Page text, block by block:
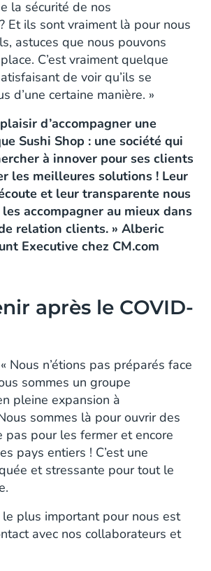
la sécurité de nos
Et ils sont vraiment là pour nous
astuces que nous pouvons
C’est vraiment quelque
de voir qu’ils se
d’une certaine manière. »
d’accompagner une
Sushi Shop : une société qui
à innover pour ses clients
les meilleures solutions ! Leur
et leur transparente nous
accompagner au mieux dans
relation clients. » Alberic
Executive chez CM.com
après le COVID-
Nous n’étions pas préparés face
sommes un groupe
pleine expansion à
sommes là pour ouvrir des
pas pour les fermer et encore
pays entiers ! C’est une
et stressante pour tout le
plus important pour nous est
avec nos collaborateurs et